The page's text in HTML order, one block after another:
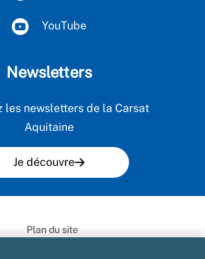
YouTube
Newsletters
les newsletters de la Carsat
Aquitaine
Je découvre
Plan du site